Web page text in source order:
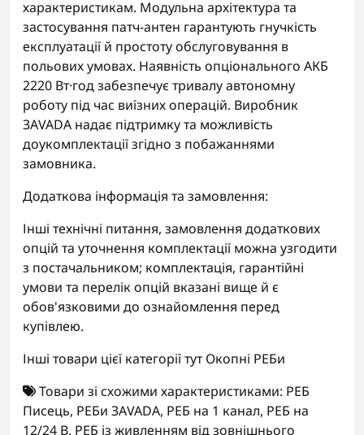
характеристикам. Модульна архітектура та
застосування патч-антен гарантують гнучкість
експлуатації й простоту обслуговування в
польових умовах. Наявність опціонального АКБ
2220 Вт·год забезпечує тривалу автономну
роботу під час виїзних операцій. Виробник
ЗАVADA надає підтримку та можливість
доукомплектації згідно з побажаннями
замовника.
Додаткова інформація та замовлення:
Інші технічні питання, замовлення додаткових
опцій та уточнення комплектації можна узгодити
з постачальником; комплектація, гарантійні
умови та перелік опцій вказані вище й є
обов'язковими до ознайомлення перед
купівлею.
Інші товари цієї категорії тутОкопні РЕБи
Товари зі схожими характеристиками: РЕБ
Писець, РЕБи ЗАVADA, РЕБ на 1 канал, РЕБ на
12/24 В, РЕБ із живленням від зовнішнього